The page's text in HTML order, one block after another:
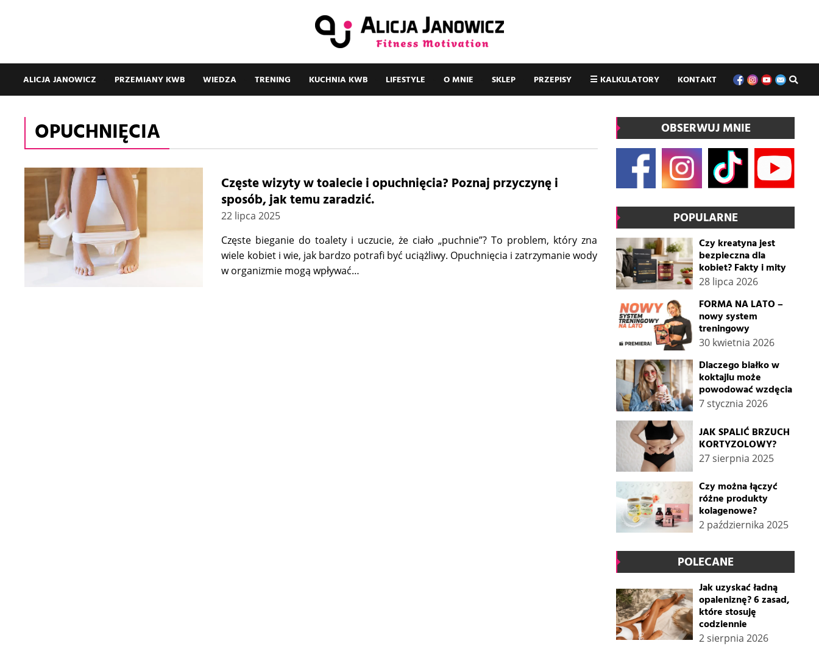
ALICJA JANOWICZ PRZEMIANY KWB WIEDZA TRENING KUCHNIA KWB LIFESTYLE O MNIE SKLEP PRZEPISY ☰ KALKULATORY KONTAKT
OPUCHNIĘCIA
Częste wizyty w toalecie i opuchnięcia? Poznaj przyczynę i
sposób, jak temu zaradzić.
22 lipca 2025
Częste bieganie do toalety i uczucie, że ciało „puchnie”? To problem, który zna
wiele kobiet i wie, jak bardzo potrafi być uciążliwy. Opuchnięcia i zatrzymanie wody
w organizmie mogą wpływać…
OBSERWUJ MNIE
POPULARNE
Czy kreatyna jest
bezpieczna dla
kobiet? Fakty i mity
28 lipca 2026
FORMA NA LATO –
nowy system
treningowy
30 kwietnia 2026
Dlaczego białko w
koktajlu może
powodować wzdęcia
7 stycznia 2026
JAK SPALIĆ BRZUCH
KORTYZOLOWY?
27 sierpnia 2025
Czy można łączyć
różne produkty
kolagenowe?
2 października 2025
POLECANE
Jak uzyskać ładną
opaleniznę? 6 zasad,
które stosuję
codziennie
2 sierpnia 2026